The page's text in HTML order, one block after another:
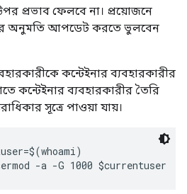
প্রভাব ফেলবে না। প্রয়োজনে
অনুমতি আপডেট করতে ভুলবেন
কন্টেইনার ব্যবহারকারীর
কন্টেইনার ব্যবহারকারীর তৈরি
সূত্রে পাওয়া যায়।